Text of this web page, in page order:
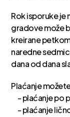
Rok isporuke je
gradove može
kreirane
naredne
dana od dana
Plaćanje
- plaćanje po
- plaćanje